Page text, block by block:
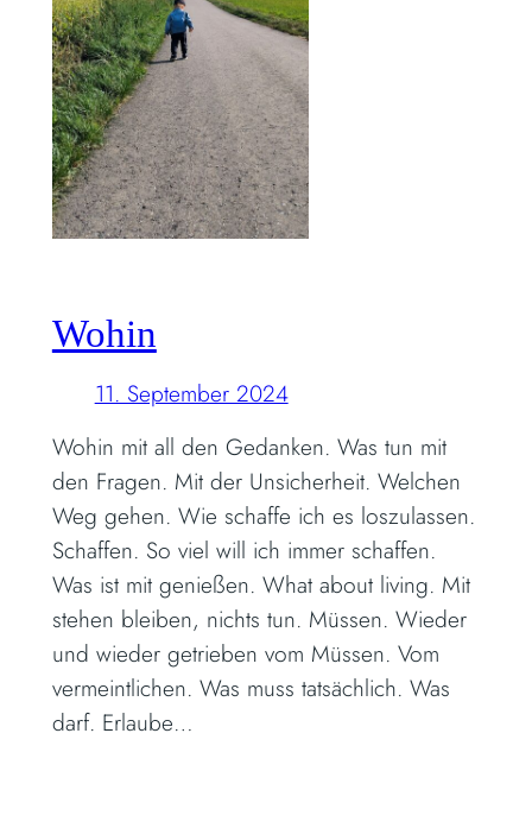
Wohin
11. September 2024
Wohin mit all den Gedanken. Was tun mit
den Fragen. Mit der Unsicherheit. Welchen
Weg gehen. Wie schaffe ich es loszulassen.
Schaffen. So viel will ich immer schaffen.
Was ist mit genießen. What about living. Mit
stehen bleiben, nichts tun. Müssen. Wieder
und wieder getrieben vom Müssen. Vom
vermeintlichen. Was muss tatsächlich. Was
darf. Erlaube…